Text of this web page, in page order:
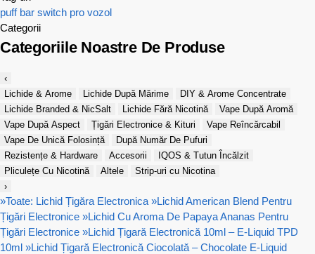
puff bar switch pro vozol
Categorii
Categoriile Noastre De Produse
‹
Lichide & Arome
Lichide După Mărime
DIY & Arome Concentrate
Lichide Branded & NicSalt
Lichide Fără Nicotină
Vape După Aromă
Vape După Aspect
Țigări Electronice & Kituri
Vape Reîncărcabil
Vape De Unică Folosință
După Număr De Pufuri
Rezistențe & Hardware
Accesorii
IQOS & Tutun Încălzit
Pliculețe Cu Nicotină
Altele
Strip-uri cu Nicotina
›
»Toate: Lichid Țigăra Electronica »Lichid American Blend Pentru
Țigări Electronice »Lichid Cu Aroma De Papaya Ananas Pentru
Țigări Electronice »Lichid Țigară Electronică 10ml – E-Liquid TPD
10ml »Lichid Țigară Electronică Ciocolată – Chocolate E-Liquid